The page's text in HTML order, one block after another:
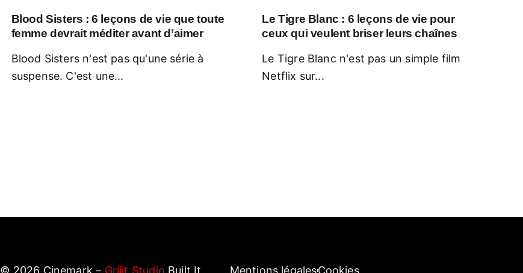
Blood Sisters : 6 leçons de vie que toute
femme devrait méditer avant d’aimer
Blood Sisters n'est pas qu'une série à
suspense. C'est une...
Le Tigre Blanc : 6 leçons de vie pour
ceux qui veulent briser leurs chaînes
Le Tigre Blanc n'est pas un simple film
Netflix sur...